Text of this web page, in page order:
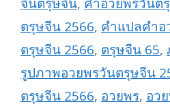
จีนตรุษจีน, คำอวยพรวันต
ตรุษจีน 2566, คำแปลคำอ
ตรุษจีน 2566, ตรุษจีน 65,
รูปภาพอวยพรวันตรุษจีน
ตรุษจีน 2566, อวยพร, อว